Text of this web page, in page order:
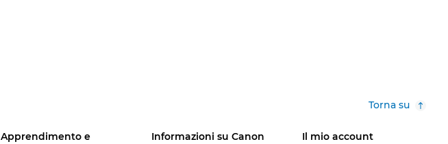
Torna su
Apprendimento e
Informazioni su Canon Il mio account